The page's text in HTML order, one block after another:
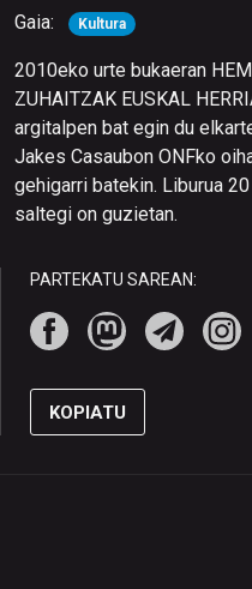
Gaia: Kultura
2010eko urte bukaeran
ZUHAITZAK EUSKAL
argitalpen bat egin du
Jakes Casaubon ONFko
gehigarri batekin. Liburua
saltegi on guzietan.
PARTEKATU SAREAN:
KOPIATU